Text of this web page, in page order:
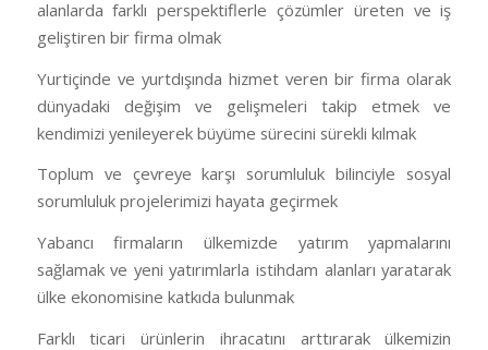
alanlarda farklı perspektiflerle çözümler üreten ve iş
geliştiren bir firma olmak
Yurtiçinde ve yurtdışında hizmet veren bir firma olarak
dünyadaki değişim ve gelişmeleri takip etmek ve
kendimizi yenileyerek büyüme sürecini sürekli kılmak
Toplum ve çevreye karşı sorumluluk bilinciyle sosyal
sorumluluk projelerimizi hayata geçirmek
Yabancı firmaların ülkemizde yatırım yapmalarını
sağlamak ve yeni yatırımlarla istihdam alanları yaratarak
ülke ekonomisine katkıda bulunmak
Farklı ticari ürünlerin ihracatını arttırarak ülkemizin